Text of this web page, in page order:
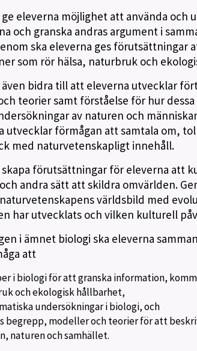
eleverna möjlighet att använda och
och granska andras argument i
ska eleverna ges förutsättningar
som rör hälsa, naturbruk och
även bidra till att eleverna utvecklar
teorier samt förståelse för hur dessa
av naturen och
utvecklar förmågan att samtala om,
med naturvetenskapligt innehåll.
förutsättningar för eleverna att
andra sätt att skildra omvärlden.
världsbild med
har utvecklats och vilken kulturell
i ämnet biologi ska eleverna
att
i biologi för att granska information,
och ekologisk hållbarhet,
undersökningar i biologi, och
begrepp, modeller och teorier för att
naturen och samhället.